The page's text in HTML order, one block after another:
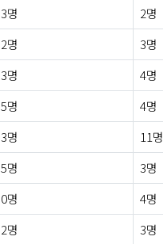
3명 2명
2명 3명
3명 4명
5명 4명
3명 11명
5명 3명
0명 4명
2명 3명